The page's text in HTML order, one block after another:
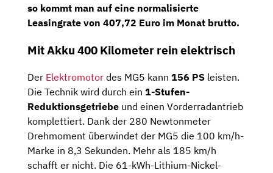
so kommt man auf eine normalisierte
Leasingrate von 407,72 Euro im Monat brutto.
Mit Akku 400 Kilometer rein elektrisch
Der Elektromotor des MG5 kann 156 PS leisten.
Die Technik wird durch ein 1-Stufen-
Reduktionsgetriebe und einen Vorderradantrieb
komplettiert. Dank der 280 Newtonmeter
Drehmoment überwindet der MG5 die 100 km/h-
Marke in 8,3 Sekunden. Mehr als 185 km/h
schafft er nicht. Die 61-kWh-Lithium-Nickel-